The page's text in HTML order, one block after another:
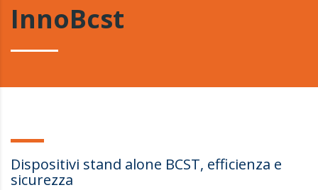
InnoBcst
Dispositivi stand alone BCST, efficienza e
sicurezza